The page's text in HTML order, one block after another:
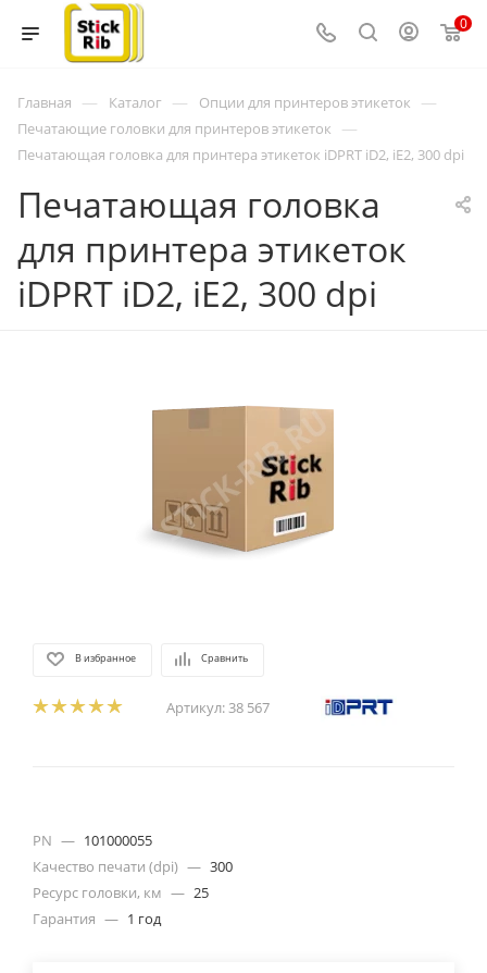
0
Главная — Каталог — Опции для принтеров этикеток —
Печатающие головки для принтеров этикеток —
Печатающая головка для принтера этикеток iDPRT iD2, iE2, 300 dpi
Печатающая головка
для принтера этикеток
iDPRT iD2, iE2, 300 dpi
В избранное Сравнить
Артикул: 38 567
PN — 101000055
Качество печати (dpi) — 300
Ресурс головки, км — 25
Гарантия — 1 год